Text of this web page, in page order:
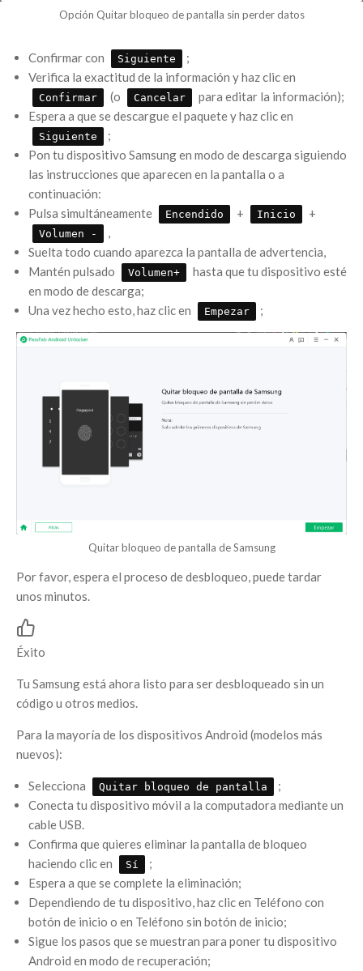
Opción Quitar bloqueo de pantalla sin perder datos
Confirmar con Siguiente
;
Verifica la exactitud de la información y haz clic en
Confirmar (o Cancelar
para editar la información);
Espera a que se descargue el paquete y haz clic en
Siguiente
;
Pon tu dispositivo Samsung en modo de descarga siguiendo
las instrucciones que aparecen en la pantalla o a
continuación:
Pulsa simultáneamente
Encendido + Inicio +
Volumen -
,
Suelta todo cuando aparezca la pantalla de advertencia,
Mantén pulsado
Volumen+
hasta que tu dispositivo esté
en modo de descarga;
Una vez hecho esto, haz clic en
Empezar ;
Quitar bloqueo de pantalla de Samsung
Por favor, espera el proceso de desbloqueo, puede tardar
unos minutos.
Éxito
Tu Samsung está ahora listo para ser desbloqueado sin un
código u otros medios.
Para la mayoría de los dispositivos Android (modelos más
nuevos):
Selecciona Quitar bloqueo de pantalla
;
Conecta tu dispositivo móvil a la computadora mediante un
cable USB.
Confirma que quieres eliminar la pantalla de bloqueo
haciendo clic en
Sí
;
Espera a que se complete la eliminación;
Dependiendo de tu dispositivo, haz clic en Teléfono con
botón de inicio o en Teléfono sin botón de inicio;
Sigue los pasos que se muestran para poner tu dispositivo
Android en modo de recuperación;